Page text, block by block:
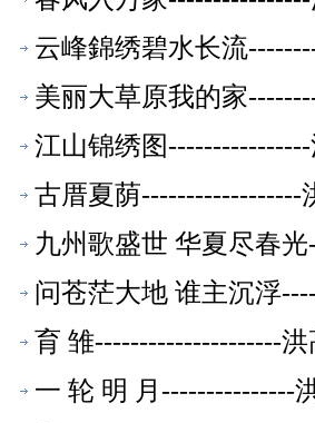
云峰錦绣碧水长流
美丽大草原我的家
江山锦绣图
古厝夏荫------------------
九州歌盛世 华夏尽春
问苍茫大地 谁主沉浮
育 雏---------------------
一 轮 明 月---------------